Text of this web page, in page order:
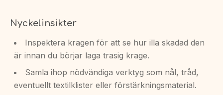
Nyckelinsikter
Inspektera kragen för att se hur illa skadad den
är innan du börjar laga trasig krage.
Samla ihop nödvändiga verktyg som nål, tråd,
eventuellt textilklister eller förstärkningsmaterial.